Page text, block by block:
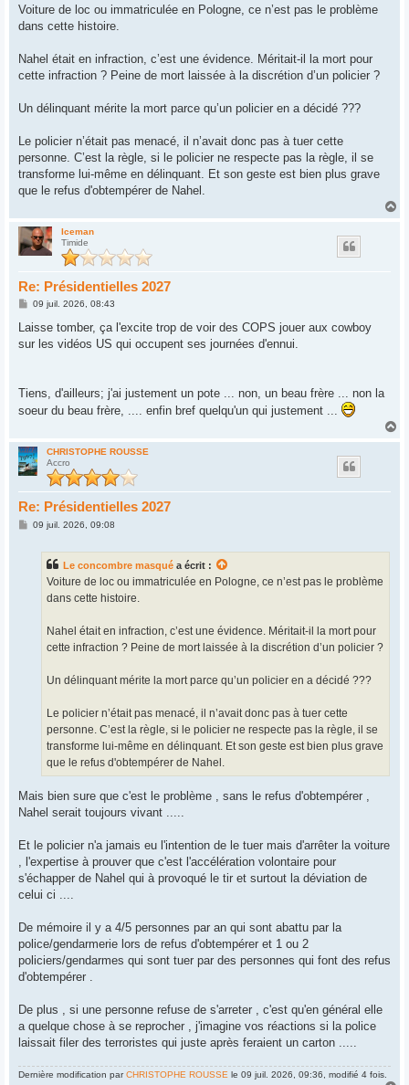
s
a
Voiture de loc ou immatriculée en Pologne, ce n’est pas le problème
dans cette histoire.
Nahel était en infraction, c’est une évidence. Méritait-il la mort pour
cette infraction ? Peine de mort laissée à la discrétion d’un policier ?
Un délinquant mérite la mort parce qu’un policier en a décidé ???
Le policier n’était pas menacé, il n’avait donc pas à tuer cette
personne. C’est la règle, si le policier ne respecte pas la règle, il se
transforme lui-même en délinquant. Et son geste est bien plus grave
que le refus d'obtempérer de Nahel.
a
Iceman
Timide
Re: Présidentielles 2027
M
s
a
09 juil. 2026, 08:43
Laisse tomber, ça l'excite trop de voir des COPS jouer aux cowboy
sur les vidéos US qui occupent ses journées d'ennui.
Tiens, d'ailleurs; j'ai justement un pote ... non, un beau frère ... non la
soeur du beau frère, .... enfin bref quelqu'un qui justement ...
CHRISTOPHE ROUSSE
Accro
Re: Présidentielles 2027
M09 juil. 2026, 09:08
Le concombre masqué a écrit :
Voiture de loc ou immatriculée en Pologne, ce n’est pas le problème
dans cette histoire.
Nahel était en infraction, c’est une évidence. Méritait-il la mort pour
cette infraction ? Peine de mort laissée à la discrétion d’un policier ?
Un délinquant mérite la mort parce qu’un policier en a décidé ???
Le policier n’était pas menacé, il n’avait donc pas à tuer cette
personne. C’est la règle, si le policier ne respecte pas la règle, il se
transforme lui-même en délinquant. Et son geste est bien plus grave
que le refus d'obtempérer de Nahel.
Mais bien sure que c'est le problème , sans le refus d'obtempérer ,
Nahel serait toujours vivant .....
Et le policier n'a jamais eu l'intention de le tuer mais d'arrêter la voiture
, l'expertise à prouver que c'est l'accélération volontaire pour
s'échapper de Nahel qui à provoqué le tir et surtout la déviation de
celui ci ....
De mémoire il y a 4/5 personnes par an qui sont abattu par la
police/gendarmerie lors de refus d'obtempérer et 1 ou 2
policiers/gendarmes qui sont tuer par des personnes qui font des refus
d'obtempérer .
De plus , si une personne refuse de s'arreter , c'est qu'en général elle
a quelque chose à se reprocher , j'imagine vos réactions si la police
laissait filer des terroristes qui juste après feraient un carton .....
Dernière modification parCHRISTOPHE ROUSSE le 09 juil. 2026, 09:36, modifié 4 fois.